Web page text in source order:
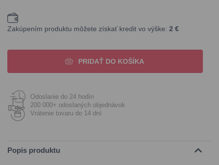
Zakúpením produktu môžete získať kredit vo výške: 2 €
PRIDAŤ DO KOŠÍKA
Odoslanie do 24 hodín
200 000+ odoslaných objednávok
Vrátenie tovaru do 14 dní
Popis produktu